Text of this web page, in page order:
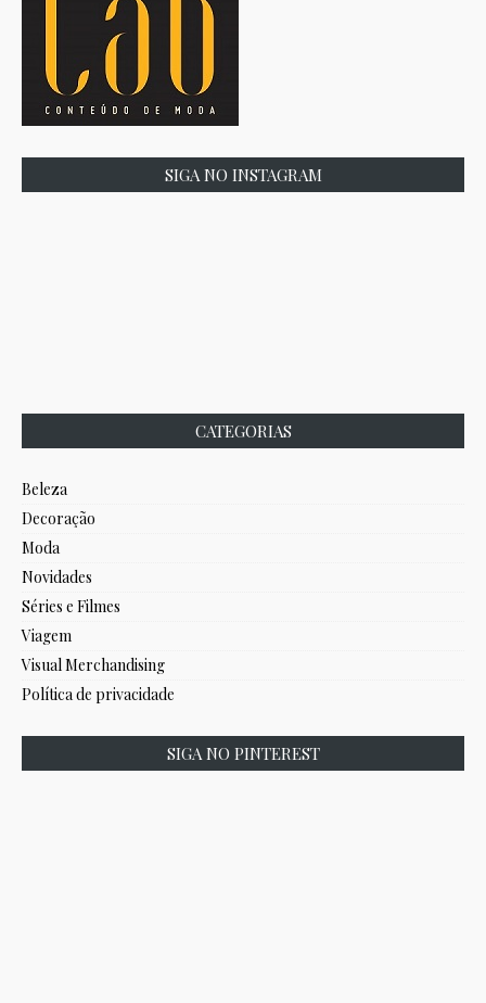
SIGA NO INSTAGRAM
CATEGORIAS
Beleza
Decoração
Moda
Novidades
Séries e Filmes
Viagem
Visual Merchandising
Política de privacidade
SIGA NO PINTEREST